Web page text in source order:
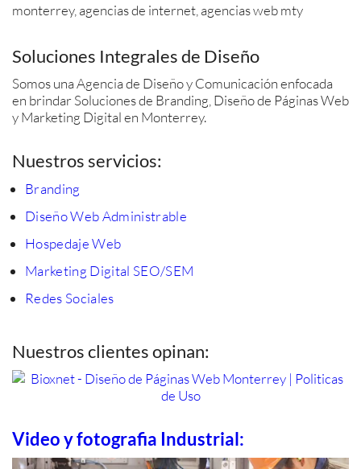
monterrey, agencias de internet, agencias web mty
Soluciones Integrales de Diseño
Somos una Agencia de Diseño y Comunicación enfocada
en brindar Soluciones de Branding, Diseño de Páginas Web
y Marketing Digital en Monterrey.
Nuestros servicios:
Branding
Diseño Web Administrable
Hospedaje Web
Marketing Digital SEO/SEM
Redes Sociales
Nuestros clientes opinan:
Video y fotografia Industrial: